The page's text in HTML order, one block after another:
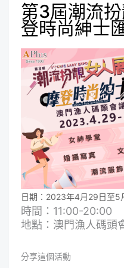
第3屆潮流
登時尚紳士
日期：2023年4月29日至5
時間：11:00-20:00
地點：澳門漁人碼頭
分享這個活動